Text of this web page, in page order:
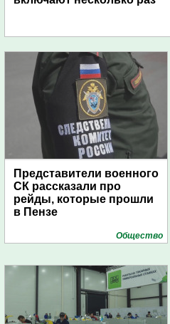
Представители военного
СК рассказали про
рейды, которые прошли
в Пензе
Общество